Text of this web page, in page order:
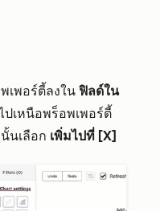
เพอร์ตี้ลงใน ฟิลด์ใน
ปเหนือพร็อพเพอร์ตี้
นเลือก เพิ่มไปที่ [X]